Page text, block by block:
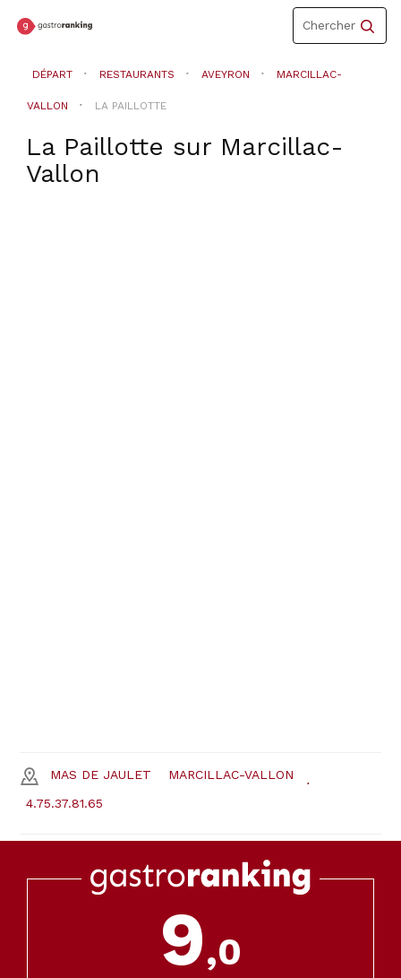
Toggle
navigation
Chercher
DÉPART RESTAURANTS AVEYRON MARCILLAC-
VALLON LA PAILLOTTE
La Paillotte sur Marcillac-
Vallon
MAS DE JAULET MARCILLAC-VALLON
4.75.37.81.65
9,0